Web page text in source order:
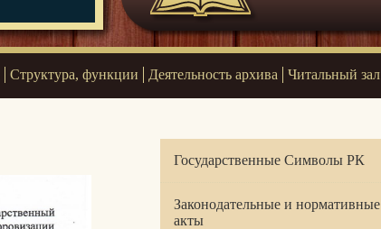
Структура, функции Деятельность архива Читальный зал
Государственные Символы РК
Законодательные и нормативные
акты